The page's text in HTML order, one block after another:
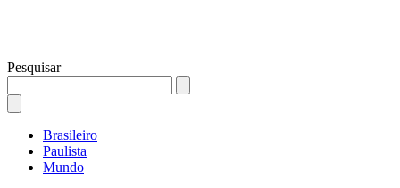
Pesquisar
Brasileiro
Paulista
Mundo